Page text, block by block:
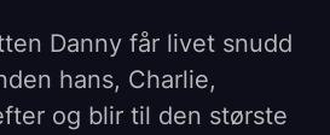
Danny får livet snudd
hans, Charlie,
og blir til den største